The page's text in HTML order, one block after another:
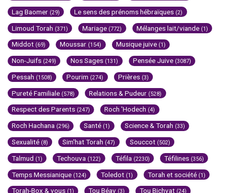
Lag Baomer (29) Le sens des prénoms hébraïques (2)
Limoud Torah (371) Mariage (772) Mélanges lait/viande (1)
Middot (69) Moussar (154) Musique juive (1)
Non-Juifs (249) Nos Sages (131) Pensée Juive (3087)
Pessah (1508) Pourim (274) Prières (3)
Pureté Familiale (578) Relations & Pudeur (528)
Respect des Parents (247) Roch 'Hodech (4)
Roch Hachana (296) Santé (1) Science & Torah (33)
Sexualité (8) Sim'hat Torah (47) Souccot (502)
Talmud (1) Techouva (122) Téfila (2230) Téfilines (356)
Temps Messianique (124) Toledot (1) Torah et société (1)
Torah-Box & vous (1) Tou Béav (3) Tou Bichvat (24)